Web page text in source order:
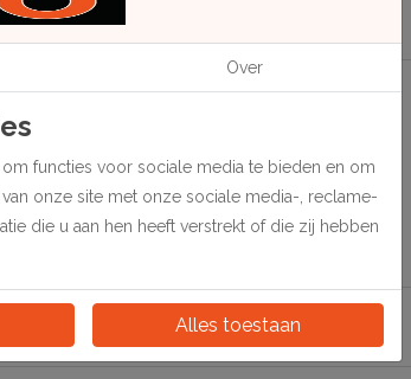
Over
functies voor sociale media te bieden en om
onze site met onze sociale media-, reclame-
die u aan hen heeft verstrekt of die zij hebben
Alles toestaan